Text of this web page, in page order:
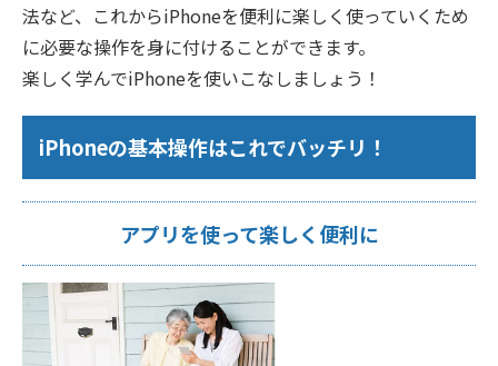
法など、これからiPhoneを便利に楽しく使っていくため
に必要な操作を身に付けることができます。
楽しく学んでiPhoneを使いこなしましょう！
iPhoneの基本操作はこれでバッチリ！
アプリを使って楽しく便利に